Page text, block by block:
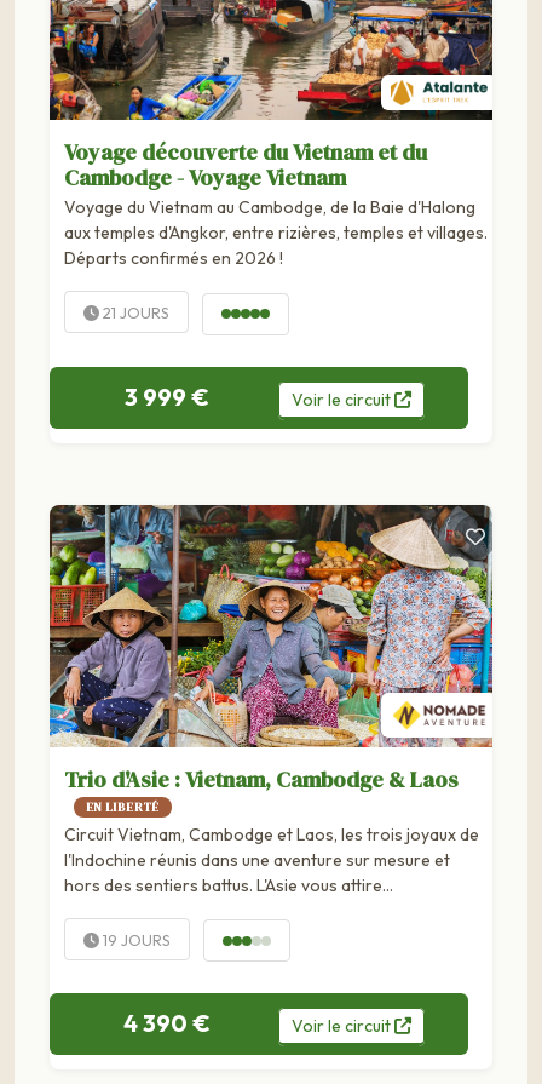
Voyage découverte du Vietnam et du
Cambodge - Voyage Vietnam
Voyage du Vietnam au Cambodge, de la Baie d'Halong
aux temples d'Angkor, entre rizières, temples et villages.
Départs confirmés en 2026 !
21 JOURS
3 999 € Voirle circuit
Trio d'Asie : Vietnam, Cambodge & Laos
EN LIBERTÉ
Circuit Vietnam, Cambodge et Laos, les trois joyaux de
l'Indochine réunis dans une aventure sur mesure et
hors des sentiers battus. L'Asie vous attire
visiter… Vietnam ? Laos ? Cambodge ? On vous a
entendu, et on vous le...
19 JOURS
4 390 € Voirle circuit